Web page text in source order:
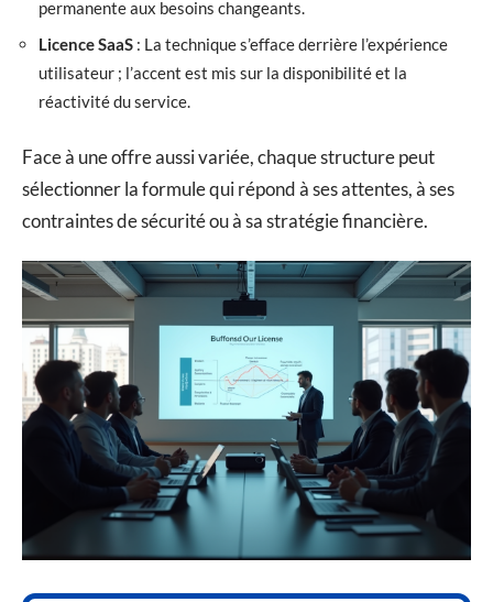
permanente aux besoins changeants.
Licence SaaS : La technique s’efface derrière l’expérience
utilisateur ; l’accent est mis sur la disponibilité et la
réactivité du service.
Face à une offre aussi variée, chaque structure peut
sélectionner la formule qui répond à ses attentes, à ses
contraintes de sécurité ou à sa stratégie financière.